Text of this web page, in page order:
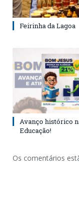
Feirinha da Lagoa
Avanço histórico
Educação!
Os comentários